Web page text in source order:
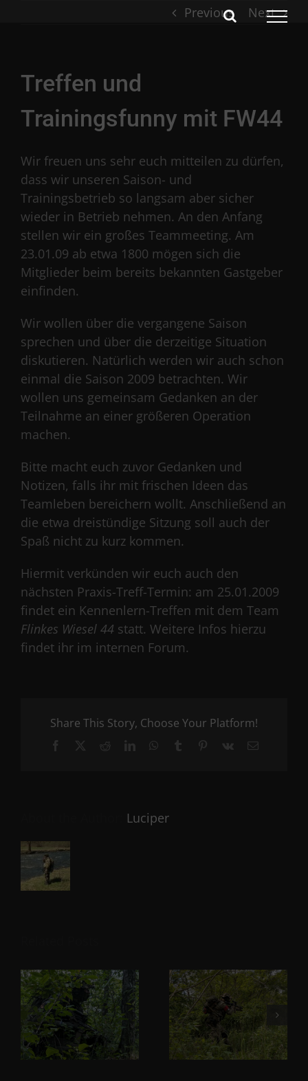
Previous Next
Treffen und
Trainingsfunny mit FW44
Wir freuen uns sehr euch mitteilen zu dürfen,
dass wir unseren Saison- und
Trainingsbetrieb so langsam aber sicher
wieder in Betrieb nehmen. An den Anfang
stellen wir ein großes Teammeeting. Am
23.01.09 ab etwa 1800 mögen sich die
Mitglieder beim bereits bekannten Gastgeber
einfinden.
Wir wollen über die vergangene Saison
sprechen und über die derzeitige Situation
diskutieren. Natürlich werden wir auch schon
einmal die Saison 2009 betrachten. Wir
wollen uns gemeinsam Gedanken an der
Teilnahme an einer größeren Operation
machen.
Bitte macht euch zuvor Gedanken und
Notizen, falls ihr mit frischen Ideen das
Teamleben bereichern wollt. Anschließend an
die etwa dreistündige Sitzung soll auch der
Spaß nicht zu kurz kommen.
Hiermit verkünden wir euch auch den
nächsten Praxis-Treff-Termin: am 25.01.2009
findet ein Kennenlern-Treffen mit dem Team
Flinkes Wiesel 44 statt. Weitere Infos hierzu
findet ihr im internen Forum.
Share This Story, Choose Your Platform!
Facebook RedditLinkedInWhatsApp
Tumblr Pinterest
Vk Email
Luciper